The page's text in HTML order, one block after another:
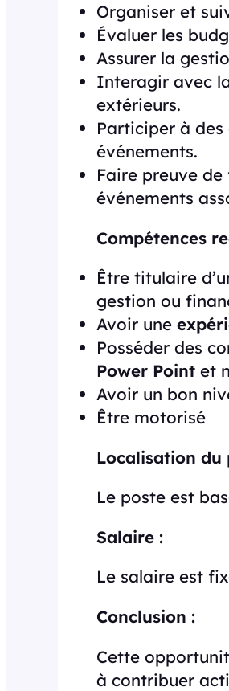
Organiser et
Évaluer les
Assurer la
Interagir avec
extérieurs.
Participer à des
événements.
Faire preuve
événements
Compétences
Être titulaire
gestion ou
Avoir une
Posséder des
Power Point et
Avoir un bon
Être motorisé
Localisation du
Le poste est
Salaire :
Le salaire est
Conclusion :
Cette
à contribuer